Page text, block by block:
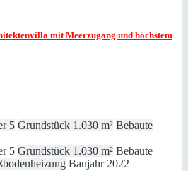
mit Meerzugang und höchstem
5 Grundstück 1.030 m² Bebaute
5 Grundstück 1.030 m² Bebaute
Baujahr 2022